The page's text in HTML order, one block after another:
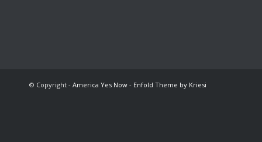
© Copyright - America Yes Now - Enfold Theme by Kriesi